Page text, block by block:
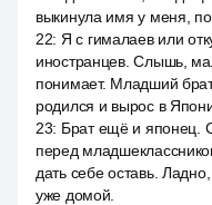
выкинула имя у меня,
22: Я с гималаев или
иностранцев. Слышь,
понимает. Младший
родился и вырос в
23: Брат ещё и японец.
перед
дать себе оставь.
уже домой.